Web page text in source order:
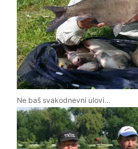
Ne baš svakodnevni ulovi…